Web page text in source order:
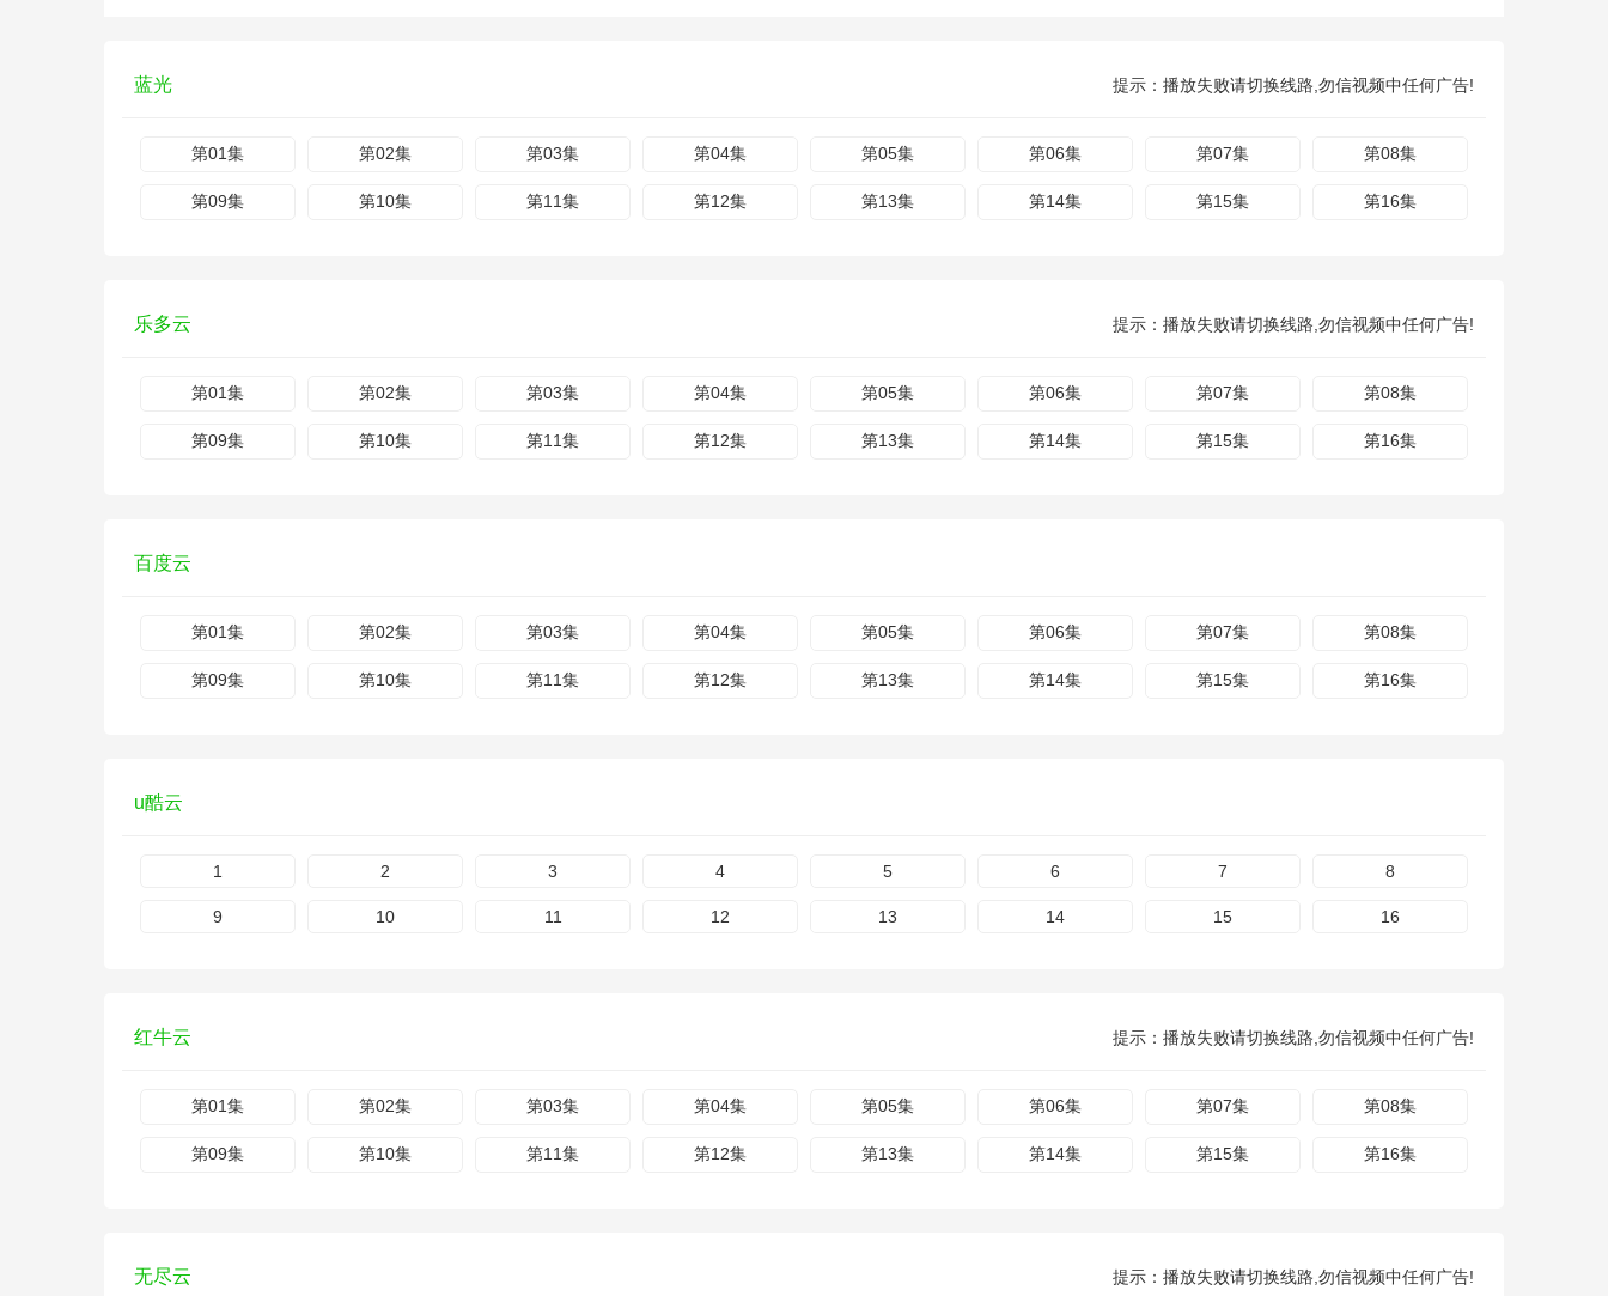
蓝光 提示：播放失败请切换线路,勿信视频中任何广告!
第01集 第02集 第03集 第04集 第05集 第06集 第07集 第08集
第09集 第10集 第11集 第12集 第13集 第14集 第15集 第16集
乐多云 提示：播放失败请切换线路,勿信视频中任何广告!
第01集 第02集 第03集 第04集 第05集 第06集 第07集 第08集
第09集 第10集 第11集 第12集 第13集 第14集 第15集 第16集
百度云
第01集 第02集 第03集 第04集 第05集 第06集 第07集 第08集
第09集 第10集 第11集 第12集 第13集 第14集 第15集 第16集
u酷云
1 2 3 4 5 6 7 8
9 10 11 12 13 14 15 16
红牛云 提示：播放失败请切换线路,勿信视频中任何广告!
第01集 第02集 第03集 第04集 第05集 第06集 第07集 第08集
第09集 第10集 第11集 第12集 第13集 第14集 第15集 第16集
无尽云 提示：播放失败请切换线路,勿信视频中任何广告!